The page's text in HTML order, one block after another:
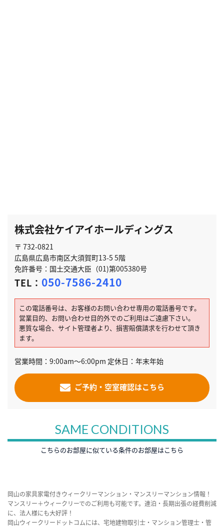
株式会社ケイアイホールディングス
〒 732-0821
広島県広島市南区大須賀町13-5 5階
免許番号：国土交通大臣（01)第005380号
TEL： 050-7586-2410
この電話番号は、お客様のお問い合わせ専用の電話番号です。
営業目的、お問い合わせ目的外でのご利用はご遠慮下さい。
悪質な場合、サイト管理者より、損害賠償請求を行わせて頂き
ます。
営業時間：9:00am～6:00pm 定休日：年末年始
ご予約・空室確認はこちら
SAME CONDITIONS
こちらのお部屋に似ている条件のお部屋はこちら
岡山の家具家電付きウィークリーマンション・マンスリーマンション情報！
マンスリー＋ウィークリーでのご利用も可能です。連泊・長期出張の経費削減
に、法人様にも大好評！
岡山ウィークリードットコムには、宅地建物取引士・マンション管理士・管